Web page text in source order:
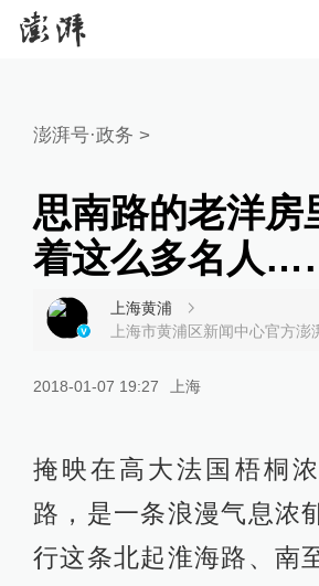
澎湃号·政务 >
思南路的老洋房
着这么多名人
上海黄浦
上海市黄浦区新闻中心官方澎
2018-01-07 19:27 上海
掩映在高大法国梧桐
路，是一条浪漫气息浓
行这条北起淮海路、南